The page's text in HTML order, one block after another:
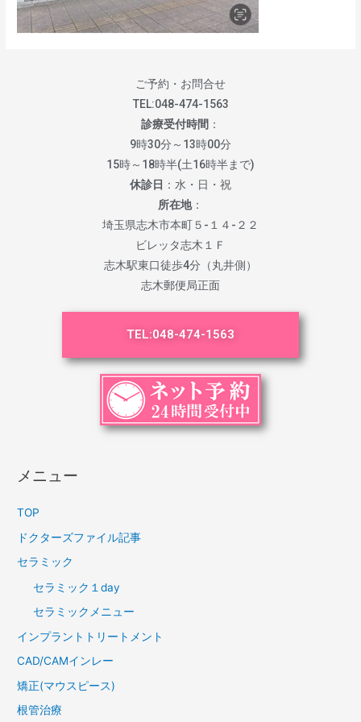
ご予約・お問合せ
TEL:048-474-1563
診療受付時間 ：
9時30分～13時00分
15時～18時半(土16時半まで)
休診日 ：水・日・祝
所在地：
埼玉県志木市本町５-１４-２２
ビレッタ志木１Ｆ
志木駅東口徒歩4分（丸井側）
志木郵便局正面
TEL:048-474-1563
メニュー
TOP
ドクターズファイル記事
セラミック
セラミック１day
セラミックメニュー
インプラントトリートメント
CAD/CAMインレー
矯正(マウスピース)
根管治療